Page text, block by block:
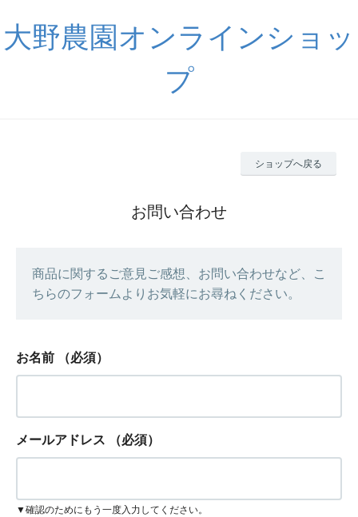
大野農園オンラインショッ
プ
ショップへ戻る
お問い合わせ
商品に関するご意見ご感想、お問い合わせなど、こ
ちらのフォームよりお気軽にお尋ねください。
お名前 （必須）
メールアドレス （必須）
▼確認のためにもう一度入力してください。